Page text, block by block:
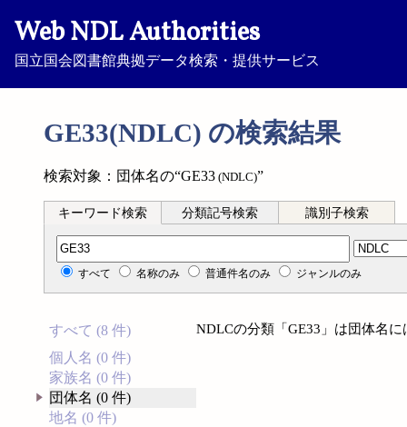
Web NDL Authorities
国立国会図書館典拠データ検索・提供サービス
GE33(NDLC) の検索結果
検索対象：団体名の“GE33 (NDLC)”
キーワード検索 分類記号検索 識別子検索
分類記号検索
すべて 名称のみ 普通件名のみ ジャンルのみ
すべて (8 件)
個人名 (0 件)
家族名 (0 件)
団体名 (0 件)
地名 (0 件)
NDLCの分類「GE33」は団体名